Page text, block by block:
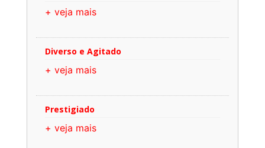
+ veja mais
Diverso e Agitado
+ veja mais
Prestigiado
+ veja mais